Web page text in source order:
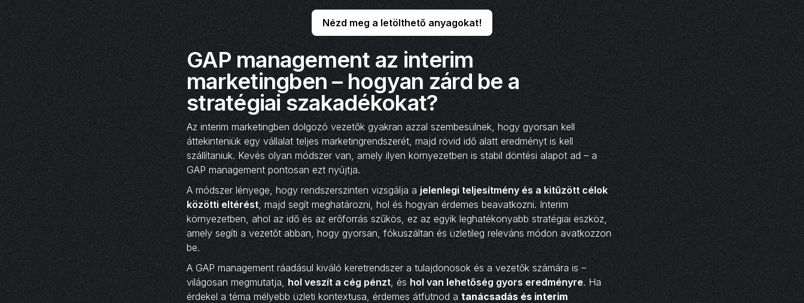
Nézd meg a letölthető anyagokat!
GAP management az interim
marketingben – hogyan zárd be a
stratégiai szakadékokat?
Az interim marketingben dolgozó vezetők gyakran azzal szembesülnek, hogy gyorsan kell
áttekinteniük egy vállalat teljes marketingrendszerét, majd rövid idő alatt eredményt is kell
szállítaniuk. Kevés olyan módszer van, amely ilyen környezetben is stabil döntési alapot ad – a
GAP management pontosan ezt nyújtja.
A módszer lényege, hogy rendszerszinten vizsgálja a jelenlegi teljesítmény és a kitűzött célok
közötti eltérést , majd segít meghatározni, hol és hogyan érdemes beavatkozni. Interim
környezetben, ahol az idő és az erőforrás szűkös, ez az egyik leghatékonyabb stratégiai eszköz,
amely segíti a vezetőt abban, hogy gyorsan, fókuszáltan és üzletileg releváns módon avatkozzon
be.
A GAP management ráadásul kiváló keretrendszer a tulajdonosok és a vezetők számára is –
világosan megmutatja, hol veszít a cég pénzt , és hol van lehetőség gyors eredményre. Ha
érdekel a téma mélyebb üzleti kontextusa, érdemes átfutnod a tanácsadás és interim